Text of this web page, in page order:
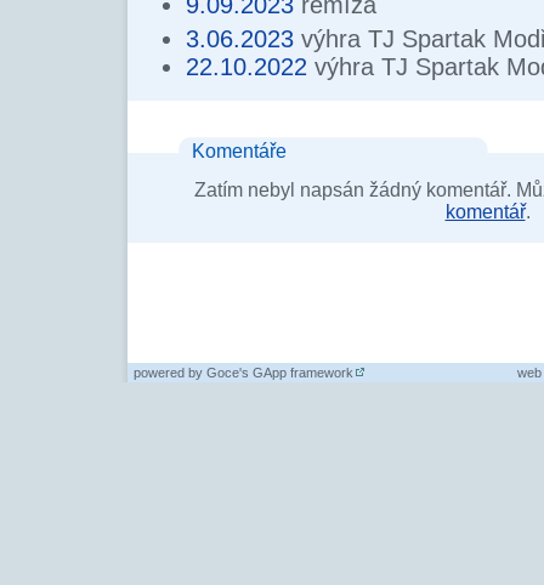
9.09.2023 remíza
3.06.2023 výhra TJ Spartak
22.10.2022 výhra TJ Spartak
Komentáře
Zatím nebyl napsán žádný komentář.
komentář.
powered by Goce's GApp framework